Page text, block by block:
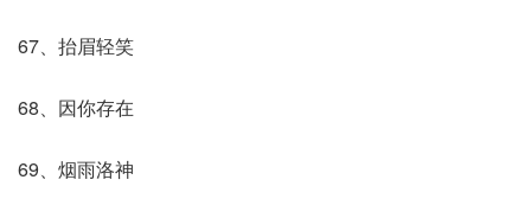
67、抬眉轻笑
68、因你存在
69、烟雨洛神